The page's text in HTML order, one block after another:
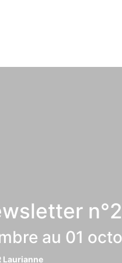
au 01
Laurianne